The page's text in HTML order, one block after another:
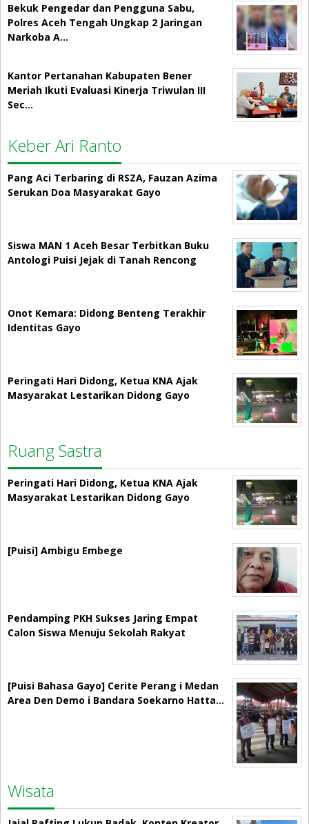
Bekuk Pengedar dan Pengguna Sabu,
Polres Aceh Tengah Ungkap 2 Jaringan
Narkoba A…
Kantor Pertanahan Kabupaten Bener
Meriah Ikuti Evaluasi Kinerja Triwulan III
Sec…
Keber Ari Ranto
Pang Aci Terbaring di RSZA, Fauzan Azima
Serukan Doa Masyarakat Gayo
Siswa MAN 1 Aceh Besar Terbitkan Buku
Antologi Puisi Jejak di Tanah Rencong
Onot Kemara: Didong Benteng Terakhir
Identitas Gayo
Peringati Hari Didong, Ketua KNA Ajak
Masyarakat Lestarikan Didong Gayo
Ruang Sastra
Peringati Hari Didong, Ketua KNA Ajak
Masyarakat Lestarikan Didong Gayo
[Puisi] Ambigu Embege
Pendamping PKH Sukses Jaring Empat
Calon Siswa Menuju Sekolah Rakyat
[Puisi Bahasa Gayo] Cerite Perang i Medan
Area Den Demo i Bandara Soekarno Hatta…
Wisata